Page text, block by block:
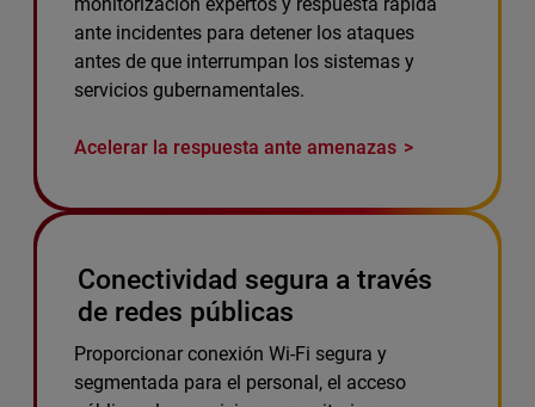
ante incidentes para detener los ataques
antes de que interrumpan los sistemas y
servicios gubernamentales.
Acelerar la respuesta ante amenazas
Conectividad segura a través
de redes públicas
Proporcionar conexión Wi-Fi segura y
segmentada para el personal, el acceso